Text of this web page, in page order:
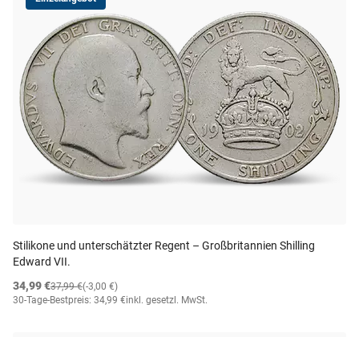
Stilikone und unterschätzter Regent – Großbritannien Shilling
Edward VII.
34,99 €
(-3,00 €)
37,99 €
30-Tage-Bestpreis: 34,99 €inkl. gesetzl. MwSt.